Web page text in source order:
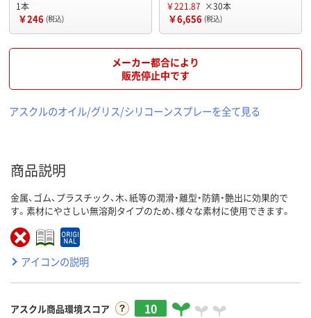
1本
￥246 (税込)
￥221.87 ×30本
￥6,656 (税込)
メーカー都合により
販売停止中です
アスクルのオイル/グリス/シリコーンスプレーを全て見る
商品説明
金属、ゴム、プラスチック、木、紙等の潤滑・離型・防錆・艶出に効果的で
す。素材にやさしい無溶剤タイプのため、様々な素材に使用できます。
アイコンの説明
アスクル商品環境スコア 10